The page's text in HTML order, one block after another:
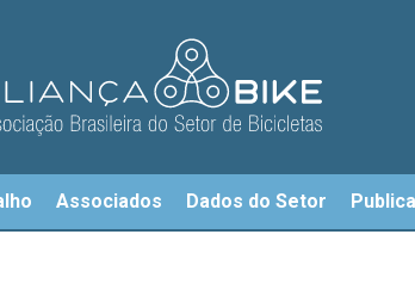
Associados Dados do Setor